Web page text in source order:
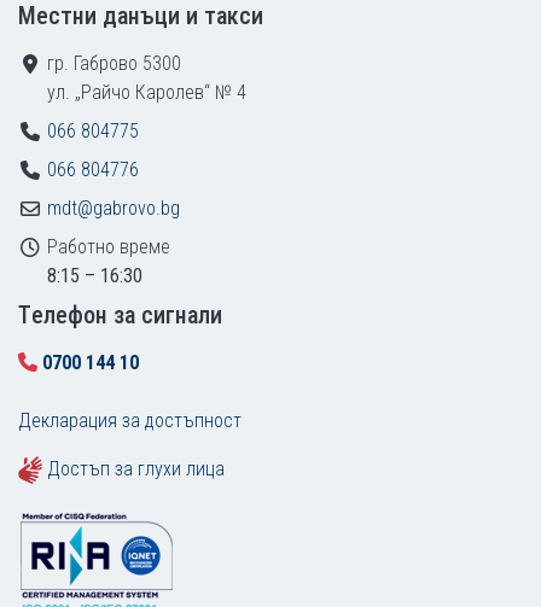
Местни данъци и такси
гр. Габрово 5300
ул. „Райчо Каролев“ № 4
066 804775
066 804776
mdt@gabrovo.bg
Работно време
8:15 – 16:30
Tелефон за сигнали
0700 144 10
Декларация за достъпност
Достъп за глухи лица